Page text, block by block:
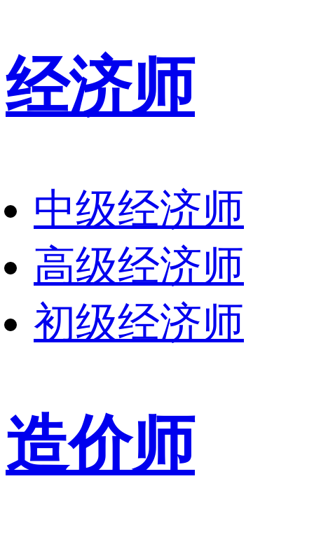
经济师
中级经济师
高级经济师
初级经济师
造价师